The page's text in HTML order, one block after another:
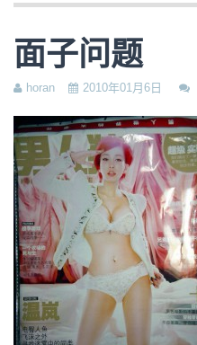
面子问题
horan 2010年01月6日